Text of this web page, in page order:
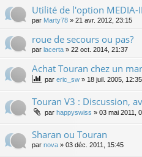
Utilité de l'option MEDIA-
par Marty78 » 21 avr. 2012, 23:15
roue de secours ou pas?
par lacerta » 22 oct. 2014, 21:37
Achat Touran chez un
par eric_sw » 18 juil. 2005, 12:35
Touran V3 : Discussion,
par happyswiss » 03 mai 2011,
Sharan ou Touran
par nova » 03 déc. 2011, 15:45